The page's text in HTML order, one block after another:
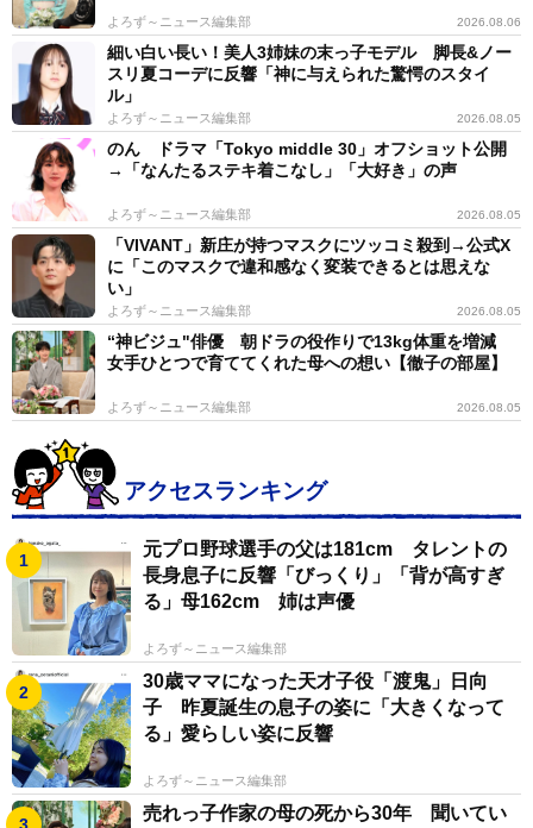
よろず～ニュース編集部 2026.08.06
細い白い長い！美人3姉妹の末っ子モデル 脚長&ノー
スリ夏コーデに反響「神に与えられた驚愕のスタイ
ル」
よろず～ニュース編集部 2026.08.05
のん ドラマ「Tokyo middle 30」オフショット公開
→「なんたるステキ着こなし」「大好き」の声
よろず～ニュース編集部 2026.08.05
「VIVANT」新庄が持つマスクにツッコミ殺到→公式X
に「このマスクで違和感なく変装できるとは思えな
い」
よろず～ニュース編集部 2026.08.05
“神ビジュ"俳優 朝ドラの役作りで13kg体重を増減
女手ひとつで育ててくれた母への想い【徹子の部屋】
よろず～ニュース編集部 2026.08.05
アクセスランキング
元プロ野球選手の父は181cm タレントの
長身息子に反響「びっくり」「背が高すぎ
る」母162cm 姉は声優
よろず～ニュース編集部
30歳ママになった天才子役「渡鬼」日向
子 昨夏誕生の息子の姿に「大きくなって
る」愛らしい姿に反響
よろず～ニュース編集部
売れっ子作家の母の死から30年 聞いてい